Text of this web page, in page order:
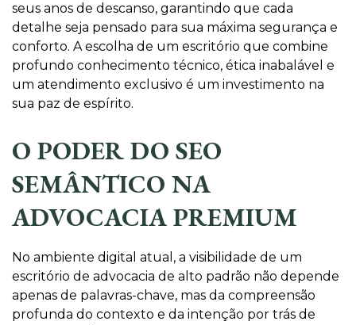
seus anos de descanso, garantindo que cada
detalhe seja pensado para sua máxima segurança e
conforto. A escolha de um escritório que combine
profundo conhecimento técnico, ética inabalável e
um atendimento exclusivo é um investimento na
sua paz de espírito.
O PODER DO SEO
SEMÂNTICO NA
ADVOCACIA PREMIUM
No ambiente digital atual, a visibilidade de um
escritório de advocacia de alto padrão não depende
apenas de palavras-chave, mas da compreensão
profunda do contexto e da intenção por trás de